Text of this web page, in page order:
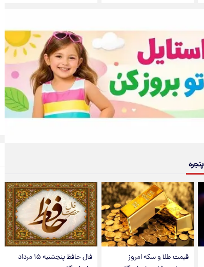
پنجره
قیمت طلا و سکه امروز
فال حافظ پنجشنبه ۱۵ مرداد